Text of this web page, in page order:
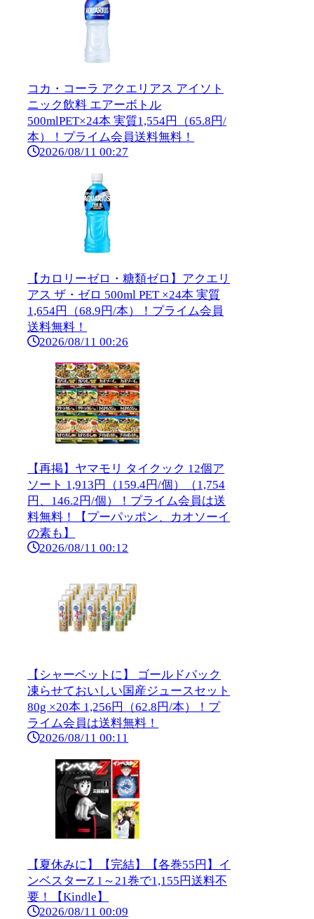
コカ・コーラ アクエリアス アイソト
ニック飲料 エアーボトル
500mlPET×24本 実質1,554円（65.8円/
本）！プライム会員送料無料！
2026/08/11 00:27
【カロリーゼロ・糖類ゼロ】アクエリ
アス ザ・ゼロ 500ml PET ×24本 実質
1,654円（68.9円/本）！プライム会員
送料無料！
2026/08/11 00:26
【再掲】ヤマモリ タイクック 12個ア
ソート 1,913円（159.4円/個）（1,754
円、146.2円/個）！プライム会員は送
料無料！【プーパッポン、カオソーイ
の素も】
2026/08/11 00:12
【シャーベットに】 ゴールドパック
凍らせておいしい国産ジュースセット
80g ×20本 1,256円（62.8円/本）！プ
ライム会員は送料無料！
2026/08/11 00:11
【夏休みに】【完結】【各巻55円】イ
ンベスターZ 1～21巻で1,155円送料不
要！【Kindle】
2026/08/11 00:09